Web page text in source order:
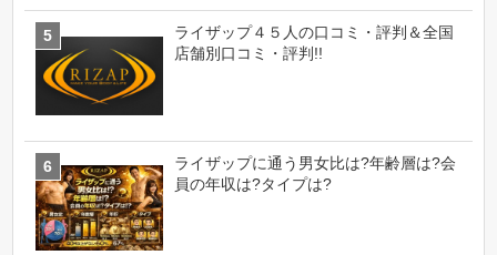
ライザップ４５人の口コミ・評判＆全国
店舗別口コミ・評判!!
ライザップに通う男女比は?年齢層は?会
員の年収は?タイプは?